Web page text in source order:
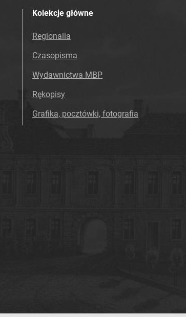
Kolekcje główne
Regionalia
Czasopisma
Wydawnictwa MBP
Rękopisy
Grafika, pocztówki, fotografia